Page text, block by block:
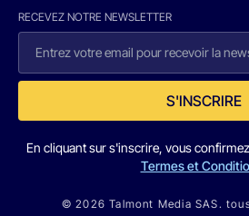
RECEVEZ NOTRE NEWSLETTER
S'INSCRIRE
En cliquant sur s'inscrire, vous
Termes et
© 2026 Talmont Media SAS.